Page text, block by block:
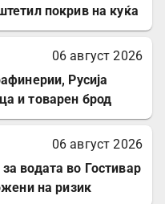
покрив на куќа
06 август 2026
Русија
и товарен брод
06 август 2026
водата во Гостивар
на ризик